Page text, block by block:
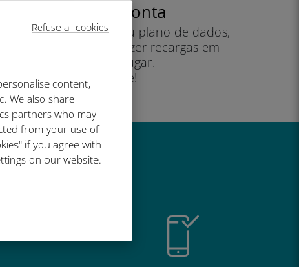
Refuse all cookies
content,
We also share
partners who may
from your use of
if you agree with
on our website.
Crie sua conta
para começar a usar seu plano de dados,
verificar seu saldo e fazer recargas em
qualquer lugar.
Desfrute!
bom